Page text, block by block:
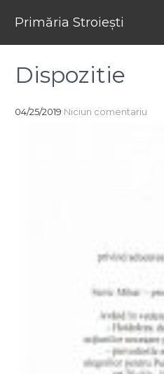
Primăria Stroiești
Dispozitie
04/25/2019 Niciun comentariu